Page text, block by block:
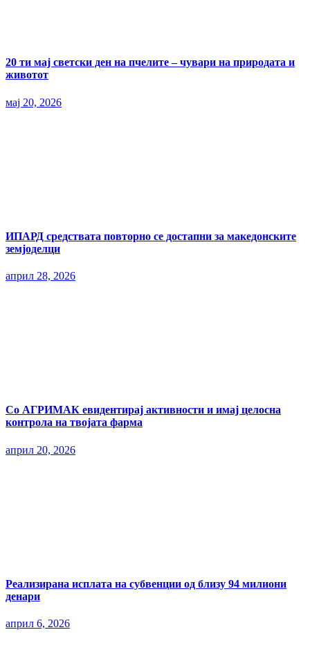
20 ти мај светски ден на пчелите – чувари на природата и
животот
мај 20, 2026
ИПАРД средствата повторно се достапни за македонските
земјоделци
април 28, 2026
Со АГРИМАК евидентирај активности и имај целосна
контрола на твојата фарма
април 20, 2026
Реализирана исплата на субвенции од близу 94 милиони
денари
април 6, 2026